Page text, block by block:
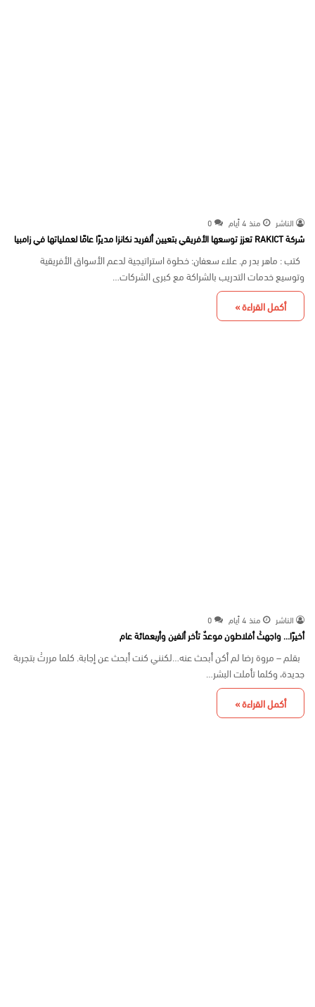
الناشر منذ 4 أيام 0
شركة RAKICT تعزز توسعها الأفريقي بتعيين ألفريد نكانزا مديرًا عامًا لعملياتها في زامبيا
كتب : ماهر بدر م. علاء سعفان: خطوة استراتيجية لدعم الأسواق الأفريقية
وتوسيع خدمات التدريب بالشراكة مع كبرى الشركات…
أكمل القراءة »
الناشر منذ 4 أيام 0
أخيرًا… واجهتُ أفلاطون موعدٌ تأخر ألفين وأربعمائة عام
بقلم – مروة رضا لم أكن أبحث عنه…لكنني كنت أبحث عن إجابة. كلما مررتُ بتجربة
جديدة، وكلما تأملت البشر…
أكمل القراءة »